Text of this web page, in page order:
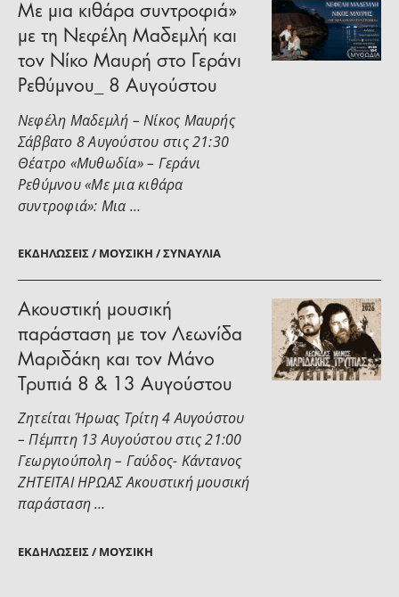
ΕΚΔΗΛΏΣΕΙΣ / ΜΟΥΣΙΚΉ / ΣΥΝΑΥΛΊΑ
Με μια κιθάρα συντροφιά»
με τη Νεφέλη Μαδεμλή και
τον Νίκο Μαυρή στο Γεράνι
Ρεθύμνου_ 8 Αυγούστου
Νεφέλη Μαδεμλή – Νίκος Μαυρής
Σάββατο 8 Αυγούστου στις 21:30
Θέατρο «Μυθωδία» – Γεράνι
Ρεθύμνου «Με μια κιθάρα
συντροφιά»: Μια …
ΕΚΔΗΛΏΣΕΙΣ / ΜΟΥΣΙΚΉ
Ακουστική μουσική
παράσταση με τον Λεωνίδα
Μαριδάκη και τον Μάνο
Τρυπιά 8 & 13 Αυγούστου
Ζητείται Ήρωας Τρίτη 4 Αυγούστου
– Πέμπτη 13 Αυγούστου στις 21:00
Γεωργιούπολη – Γαύδος- Κάντανος
ΖΗΤΕΙΤΑΙ ΗΡΩΑΣ Ακουστική μουσική
παράσταση …